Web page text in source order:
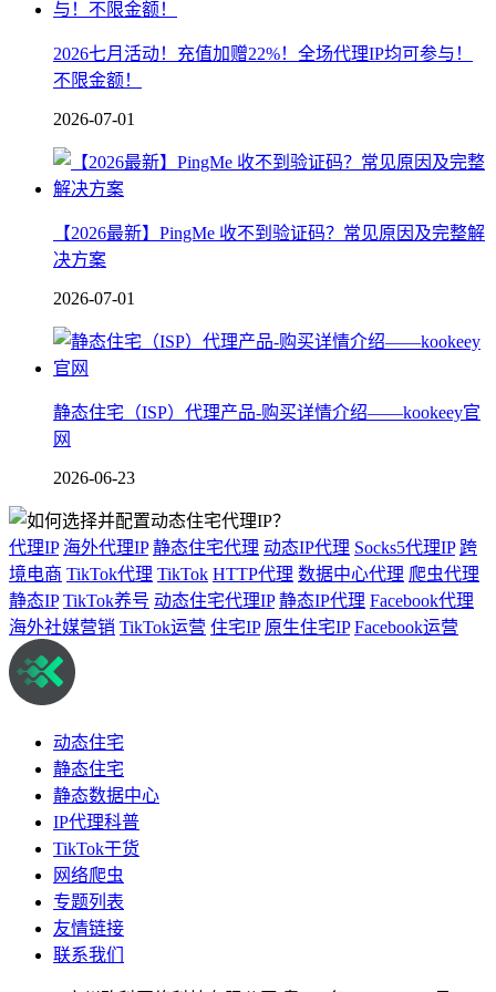
2026七月活动！充值加赠22%！全场代理IP均可参与！
不限金额！
2026-07-01
【2026最新】PingMe 收不到验证码？常见原因及完整解
决方案
2026-07-01
静态住宅（ISP）代理产品-购买详情介绍——kookeey官
网
2026-06-23
代理IP 海外代理IP 静态住宅代理 动态IP代理 Socks5代理IP 跨
境电商 TikTok代理 TikTok HTTP代理 数据中心代理 爬虫代理
静态IP TikTok养号 动态住宅代理IP 静态IP代理 Facebook代理
海外社媒营销 TikTok运营 住宅IP 原生住宅IP Facebook运营
动态住宅
静态住宅
静态数据中心
IP代理科普
TikTok干货
网络爬虫
专题列表
友情链接
联系我们